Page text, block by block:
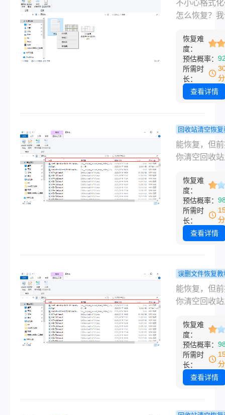
丢失等常见
希望能
E盘，格式化
全没了。那
得满头汗，
了各种办法
确实管用，
属浪费时间
就把我验证
复数据”这个
误删、格式
盘怎么恢复
办法！
不小心格式
怎么恢复？
说结论能恢
前提是你格
后没再往那
存过任何新
格式化只是
着，但一旦
新文件，原
据就可能被
残缺，覆盖
底没救——这
提比用什么
关键。个人
入上周我同
张，急着把
愣了三秒后
都变了：“完
恢复难
度：
预估概率：
所需时
长：
查看详情
回收站清空恢
回收站删除
件怎么恢复
能恢复，但
你清空回收
里存过新东
收站清空只
件标记为“可
实际数据还
上，只要没
个前提比用
法都关键？
盖程度直接
复率——每往
写一次数据
于在原文件
脚，踩多了
没了。
恢复难
度：
预估概率：
所需时
长：
查看详情
误删文件恢复教
么恢复删除
件？亲测有
能恢复，但
你清空回收
过新东西。
除只是把硬
空间标记成“
盖”，实际数
原地躺着，
恢复难
度：
预估概率：
所需时
长：
查看详情